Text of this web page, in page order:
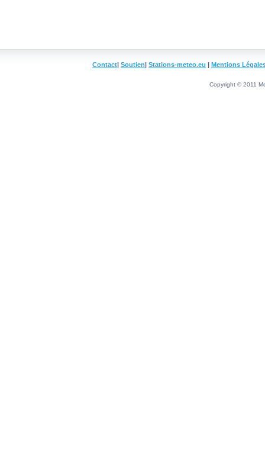
Contact| Soutien| Stations-meteo.eu | Mentions
Copyright © 2011